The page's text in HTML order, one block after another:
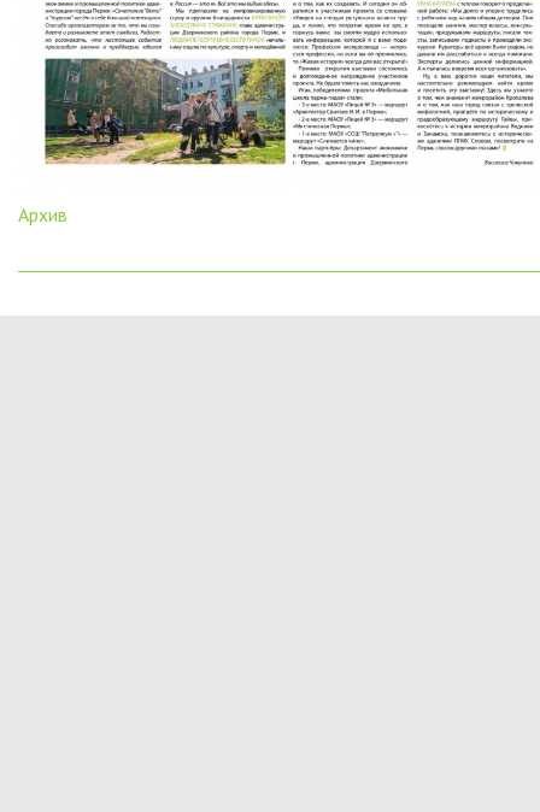
Архив